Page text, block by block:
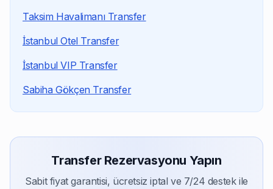
Hangi araçları kullanıyorsunuz?
Filomuzda Mercedes E-Class ve S-Class sedan (1-3
Gece transferi için ek ücret var mı?
Nasıl rezervasyon yapabilirim?
Taksim Havalimanı Transfer
İstanbul Otel Transfer
İstanbul VIP Transfer
Sabiha Gökçen Transfer
Transfer Rezervasyonu Yapın
Sabit fiyat garantisi, ücretsiz iptal ve 7/24 destek ile